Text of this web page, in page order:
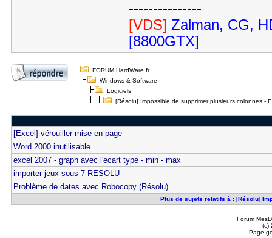
---------------
[VDS] Zalman, CG,
[8800GTX]
FORUM HardWare.fr
Windows & Software
Logiciels
[Résolu] Impossible de supprimer plusieurs colonnes -
[Excel] vérouiller mise en page
Word 2000 inutilisable
excel 2007 - graph avec l'ecart type - min - max
importer jeux sous 7 RESOLU
Problème de dates avec Robocopy (Résolu)
Plus de sujets relatifs à : [Résolu]
Forum
(c)
Page